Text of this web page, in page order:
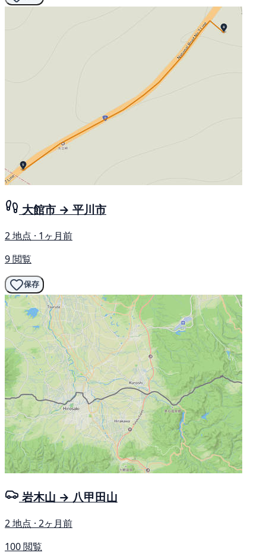
大館市 → 平川市
2 地点 · 1ヶ月前
9 閲覧
保存
岩木山 → 八甲田山
2 地点 · 2ヶ月前
100 閲覧